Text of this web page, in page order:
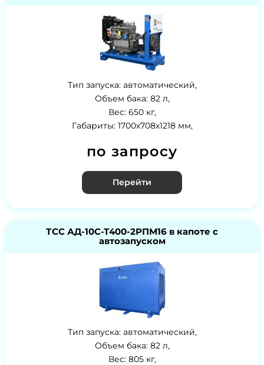
Тип запуска: автоматический,
Объем бака: 82 л,
Вес: 650 кг,
Габариты: 1700х708х1218 мм,
по запросу
Перейти
ТСС АД-10С-Т400-2РПМ16 в капоте с
автозапуском
Тип запуска: автоматический,
Объем бака: 82 л,
Вес: 805 кг,